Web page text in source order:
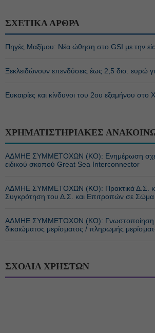
ΣΧΕΤΙΚΑ ΑΡΘΡΑ
Πηγές Μαξίμου: Νέα ώθηση στο GSI με την
Ξεκλειδώνουν επενδύσεις έως 2,5 δισ. ευρώ
Ευκαιρίες και κίνδυνοι του 2ου εξαμήνου στο
ΧΡΗΜΑΤΙΣΤΗΡΙΑΚΕΣ
ΑΔΜΗΕ ΣΥΜΜΕΤΟΧΩΝ (KO): Ενημέρωση
ειδικού σκοπού Great Sea Interconnector
ΑΔΜΗΕ ΣΥΜΜΕΤΟΧΩΝ (KO): Πρακτικά Δ.Σ.
Συγκρότηση του Δ.Σ. και Επιτροπών σε Σώμα
ΑΔΜΗΕ ΣΥΜΜΕΤΟΧΩΝ (KO): Γνωστοποίηση
δικαιώματος μερίσματος / πληρωμής
ΣΧΟΛΙΑ ΧΡΗΣΤΩΝ